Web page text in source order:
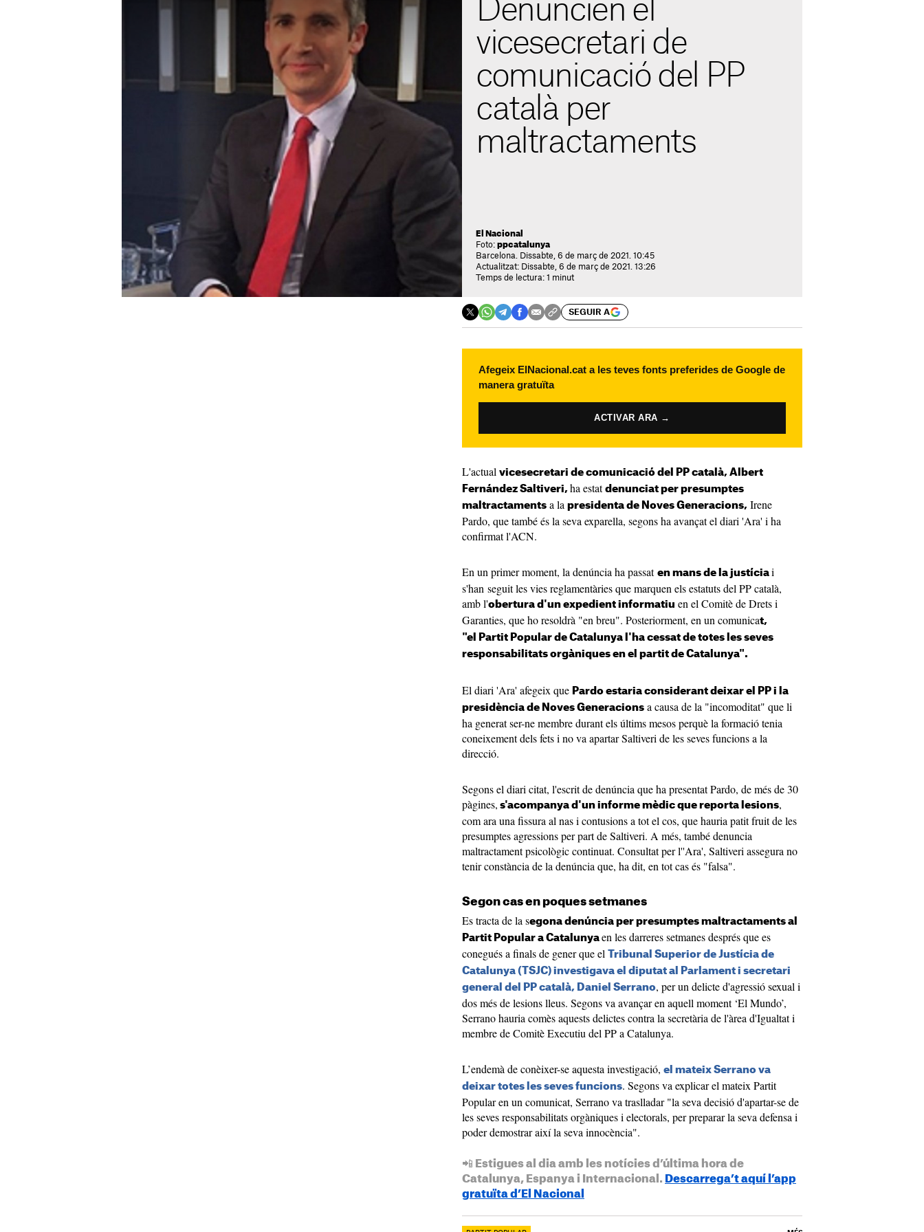
Denuncien el
vicesecretari de
comunicació del PP
català per
maltractaments
El Nacional
Foto: ppcatalunya
Barcelona. Dissabte, 6 de març de 2021. 10:45
Actualitzat: Dissabte, 6 de març de 2021. 13:26
Temps de lectura: 1 minut
SEGUIR A
Afegeix ElNacional.cat a les teves fonts preferides de Google de
manera gratuïta
ACTIVAR ARA →
L'actual vicesecretari de comunicació del PP català, Albert
Fernández Saltiveri, ha estat denunciat per presumptes
maltractaments a la presidenta de Noves Generacions, Irene
Pardo, que també és la seva exparella, segons ha avançat el diari 'Ara' i ha
confirmat l'ACN.
En un primer moment, la denúncia ha passat en mans de la justícia i
s'han seguit les vies reglamentàries que marquen els estatuts del PP català,
amb l'obertura d'un expedient informatiu en el Comitè de Drets i
Garanties, que ho resoldrà "en breu". Posteriorment, en un comunicat,
"el Partit Popular de Catalunya l'ha cessat de totes les seves
responsabilitats orgàniques en el partit de Catalunya".
El diari 'Ara' afegeix que Pardo estaria considerant deixar el PP i la
presidència de Noves Generacions a causa de la "incomoditat" que li
ha generat ser-ne membre durant els últims mesos perquè la formació tenia
coneixement dels fets i no va apartar Saltiveri de les seves funcions a la
direcció.
Segons el diari citat, l'escrit de denúncia que ha presentat Pardo, de més de 30
pàgines, s'acompanya d'un informe mèdic que reporta lesions,
com ara una fissura al nas i contusions a tot el cos, que hauria patit fruit de les
presumptes agressions per part de Saltiveri. A més, també denuncia
maltractament psicològic continuat. Consultat per l''Ara', Saltiveri assegura no
tenir constància de la denúncia que, ha dit, en tot cas és "falsa".
Segon cas en poques setmanes
Es tracta de la segona denúncia per presumptes maltractaments al
Partit Popular a Catalunya en les darreres setmanes després que es
conegués a finals de gener que el
Tribunal Superior de Justícia de
Catalunya (TSJC) investigava el diputat al Parlament i secretari
general del PP català, Daniel Serrano, per un delicte d'agressió sexual i
dos més de lesions lleus. Segons va avançar en aquell moment ‘El Mundo’,
Serrano hauria comès aquests delictes contra la secretària de l'àrea d'Igualtat i
membre de Comitè Executiu del PP a Catalunya.
L’endemà de conèixer-se aquesta investigació, el mateix Serrano va
deixar totes les seves funcions. Segons va explicar el mateix Partit
Popular en un comunicat, Serrano va traslladar "la seva decisió d'apartar-se de
les seves responsabilitats orgàniques i electorals, per preparar la seva defensa i
poder demostrar així la seva innocència".
📲 Estigues al dia amb les notícies d’última hora de
Catalunya, Espanya i Internacional. Descarrega’t aquí l’app
gratuïta d’El Nacional